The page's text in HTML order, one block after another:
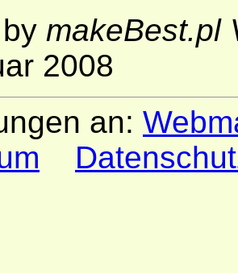
makeBest.pl
2008
an: